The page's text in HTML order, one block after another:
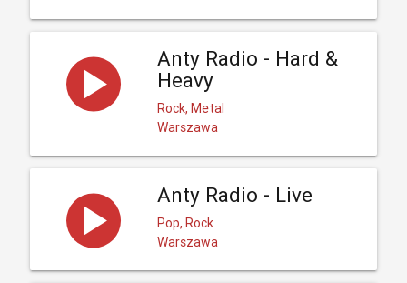
Anty Radio - Hard &
Heavy
Rock, Metal
Warszawa
Anty Radio - Live
Pop, Rock
Warszawa